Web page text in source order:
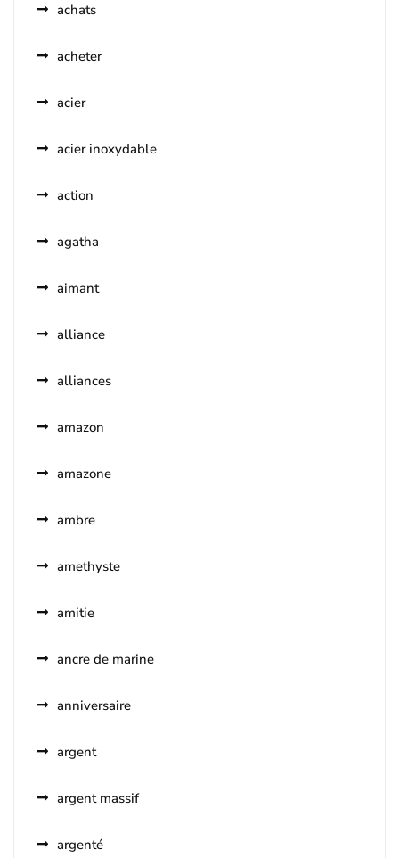
achats
acheter
acier
acier inoxydable
action
agatha
aimant
alliance
alliances
amazon
amazone
ambre
amethyste
amitie
ancre de marine
anniversaire
argent
argent massif
argenté